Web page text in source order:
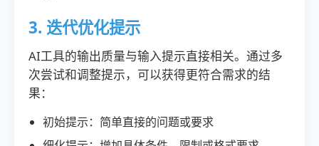
3. 迭代优化提示
AI工具的输出质量与输入提示直接相关。通过多
次尝试和调整提示，可以获得更符合需求的结
果：
初始提示：简单直接的问题或要求